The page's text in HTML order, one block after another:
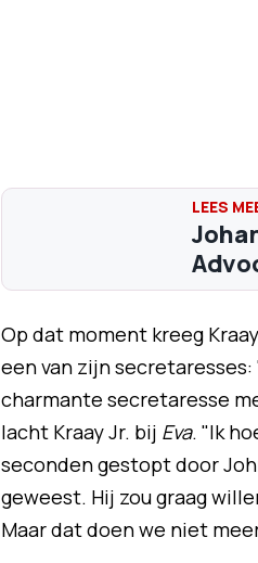
Op dat moment kreeg
een van zijn
charmante secretaresse
lacht Kraay Jr. bij Eva. "Ik
seconden gestopt door
geweest. Hij zou graag
Maar dat doen we niet